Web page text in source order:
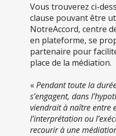
Vous trouverez ci-
clause pouvant être
NotreAccord, centre
en plateforme, se
partenaire pour
place de la médiation.
«Pendant toute la
s’engagent, dans
viendrait à naître entre
l’interprétation ou
recourir à une